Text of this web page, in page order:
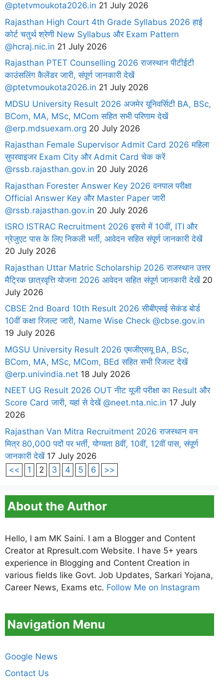
@ptetvmoukota2026.in 21 July 2026
Rajasthan High Court 4th Grade Syllabus 2026 हाई
कोर्ट चतुर्थ श्रेणी New Syllabus और Exam Pattern
@hcraj.nic.in 21 July 2026
Rajasthan PTET Counselling 2026 राजस्थान पीटीईटी
काउंसलिंग कैलेंडर जारी, संपूर्ण जानकारी देखें
@ptetvmoukota2026.in 21 July 2026
MDSU University Result 2026 अजमेर यूनिवर्सिटी BA, BSc,
BCom, MA, MSc, MCom सहित सभी परिणाम देखें
@erp.mdsuexam.org 20 July 2026
Rajasthan Female Supervisor Admit Card 2026 महिला
सुपरवाइजर Exam City और Admit Card चेक करें
@rssb.rajasthan.gov.in 20 July 2026
Rajasthan Forester Answer Key 2026 वनपाल परीक्षा
Official Answer Key और Master Paper जारी
@rssb.rajasthan.gov.in 20 July 2026
ISRO ISTRAC Recruitment 2026 इसरो में 10वीं, ITI और
ग्रेजुएट पास के लिए निकली भर्ती, आवेदन सहित संपूर्ण जानकारी देखें
20 July 2026
Rajasthan Uttar Matric Scholarship 2026 राजस्थान उत्तर
मैट्रिक छात्रवृत्ति योजना 2026 आवेदन सहित संपूर्ण जानकारी देखें20
July 2026
CBSE 2nd Board 10th Result 2026 सीबीएसई सेकंड बोर्ड
10वीं कक्षा रिजल्ट जारी, Name Wise Check @cbse.gov.in
19 July 2026
MGSU University Result 2026 एमजीएसयू BA, BSc,
BCom, MA, MSc, MCom, BEd सहित सभी रिजल्ट देखें
@erp.univindia.net 18 July 2026
NEET UG Result 2026 OUT नीट यूजी परीक्षा का Result और
Score Card जारी, यहां से देखें @neet.nta.nic.in 17 July
2026
Rajasthan Van Mitra Recruitment 2026 राजस्थान वन
मित्र 80,000 पदों पर भर्ती, योग्यता 8वीं, 10वीं, 12वीं पास, संपूर्ण
जानकारी देखें17 July 2026
<<
1 2 3 4 5 6 >>
About the Author
Hello, I am MK Saini. I am a Blogger and Content
Creator at Rpresult.com Website. I have 5+ years
experience in Blogging and Content Creation in
various fields like Govt. Job Updates, Sarkari Yojana,
Career News, Exams etc. Follow Me on Instagram
Navigation Menu
Google News
Contact Us